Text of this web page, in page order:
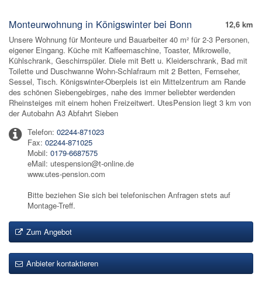
12,6 km
Monteurwohnung in Königswinter bei Bonn
Unsere Wohnung für Monteure und Bauarbeiter 40 m² für 2-3 Personen,
eigener Eingang. Küche mit Kaffeemaschine, Toaster, Mikrowelle,
Kühlschrank, Geschirrspüler. Diele mit Bett u. Kleiderschrank, Bad mit
Toilette und Duschwanne Wohn-Schlafraum mit 2 Betten, Fernseher,
Sessel, Tisch. Königswinter-Oberpleis ist ein Mittelzentrum am Rande
des schönen Siebengebirges, nahe des immer beliebter werdenden
Rheinsteiges mit einem hohen Freizeitwert. UtesPension liegt 3 km von
der Autobahn A3 Abfahrt Sieben
Telefon: 02244-871023
Fax: 02244-871025
Mobil: 0179-6687575
eMail: utespension@t-online.de
www.utes-pension.com
Bitte beziehen Sie sich bei telefonischen Anfragen stets auf
Montage-Treff.
Zum Angebot
Anbieter kontaktieren